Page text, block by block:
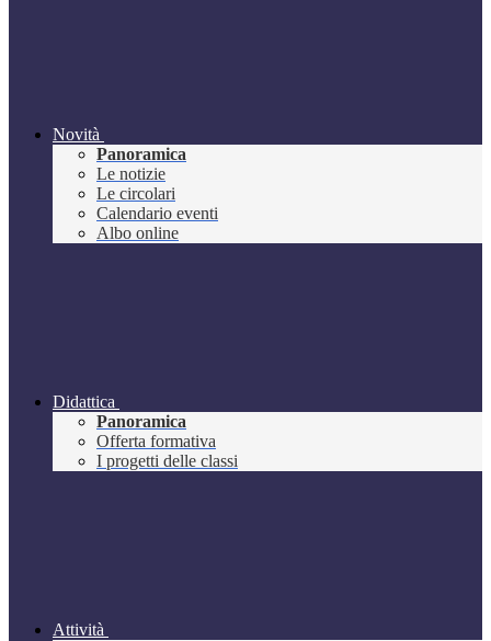
Novità
Panoramica
Le notizie
Le circolari
Calendario eventi
Albo online
Didattica
Panoramica
Offerta formativa
I progetti delle classi
Attività